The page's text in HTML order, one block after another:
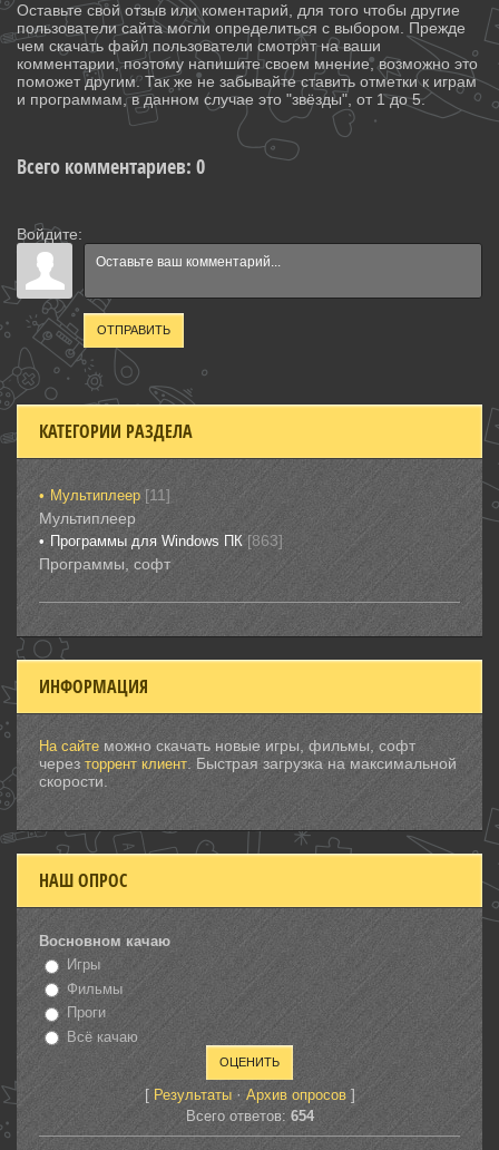
Оставьте свой отзыв или коментарий, для того чтобы другие
пользователи сайта могли определиться с выбором. Прежде
чем скачать файл пользователи смотрят на ваши
комментарии, поэтому напишите своем мнение, возможно это
поможет другим. Так же не забывайте ставить отметки к играм
и программам, в данном случае это "звёзды", от 1 до 5.
Всего комментариев: 0
Войдите:
ОТПРАВИТЬ
КАТЕГОРИИ РАЗДЕЛА
Мультиплеер [11]
Мультиплеер
Программы для Windows ПК [863]
Программы, софт
ИНФОРМАЦИЯ
На сайте можно скачать новые игры, фильмы, софт
через торрент клиент . Быстрая загрузка на максимальной
скорости.
НАШ ОПРОС
Восновном качаю
Игры
Фильмы
Проги
Всё качаю
[ Результаты· Архив опросов]
Всего ответов: 654